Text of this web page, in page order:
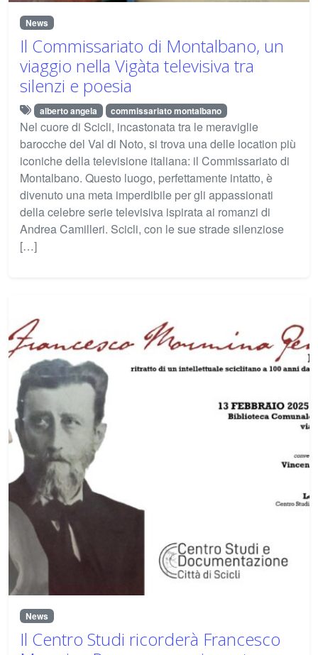
News
Il Commissariato di Montalbano, un
viaggio nella Vigàta televisiva tra
silenzi e poesia
alberto angela commissariato montalbano
Nel cuore di Scicli, incastonata tra le meraviglie
barocche del Val di Noto, si trova una delle location più
iconiche della televisione italiana: il Commissariato di
Montalbano. Questo luogo, perfettamente intatto, è
divenuto una meta imperdibile per gli appassionati
della celebre serie televisiva ispirata ai romanzi di
Andrea Camilleri. Scicli, con le sue strade silenziose
[…]
News
Il Centro Studi ricorderà Francesco